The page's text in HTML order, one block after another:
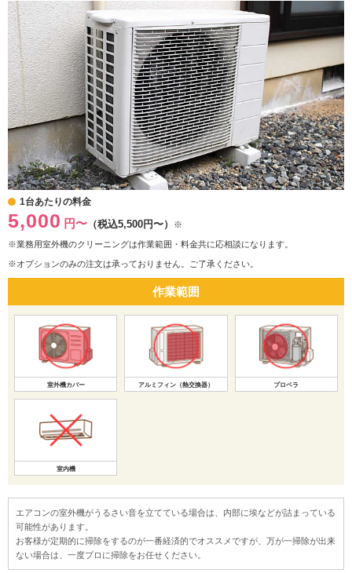
1台あたりの料金
5,000 円〜 （税込5,500円〜） ※
※業務用室外機のクリーニングは作業範囲・料金共に応相談になります。
※オプションのみの注文は承っておりません。ご了承ください。
作業範囲
室外機カバー アルミフィン（熱交換器） プロペラ
室内機
エアコンの室外機がうるさい音を立てている場合は、内部に埃などが詰まっている
可能性があります。
お客様が定期的に掃除をするのが一番経済的でオススメですが、万が一掃除が出来
ない場合は、一度プロに掃除をお任せください。